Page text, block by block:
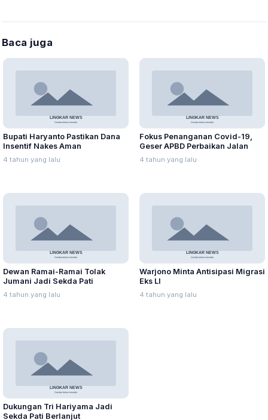
Baca juga
Bupati Haryanto Pastikan Dana
Insentif Nakes Aman
4 tahun yang lalu
Fokus Penanganan Covid-19,
Geser APBD Perbaikan Jalan
4 tahun yang lalu
Dewan Ramai-Ramai Tolak
Jumani Jadi Sekda Pati
4 tahun yang lalu
Warjono Minta Antisipasi Migrasi
Eks LI
4 tahun yang lalu
Dukungan Tri Hariyama Jadi
Sekda Pati Berlanjut